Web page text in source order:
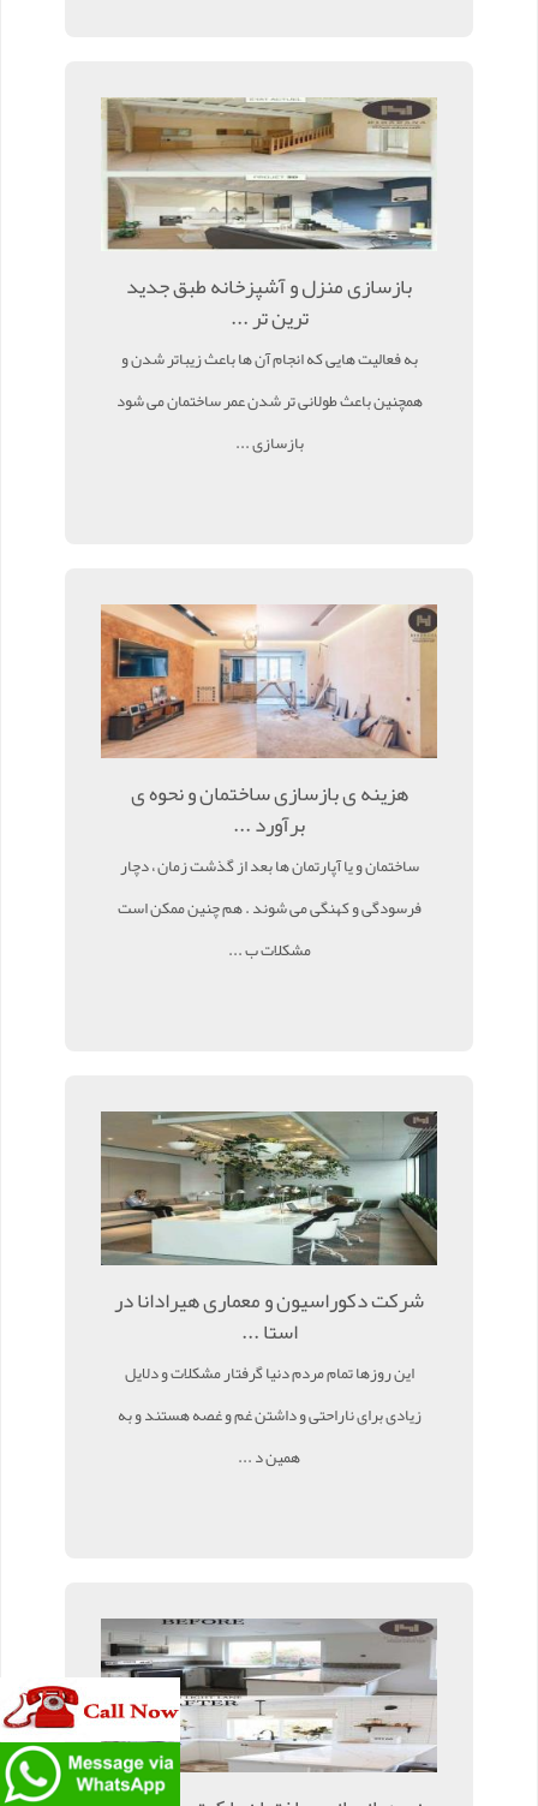
بازسازی منزل و آشپزخانه طبق جدید
ترین تر ...
به فعالیت هایی که انجام آن ها باعث زیباتر شدن و
همچنین باعث طولانی تر شدن عمر ساختمان می شود
بازسازی ...
هزینه ی بازسازی ساختمان و نحوه ی
برآورد ...
ساختمان و یا آپارتمان ها بعد از گذشت زمان ، دچار
فرسودگی و کهنگی می شوند . هم چنین ممکن است
مشکلات ب ...
شرکت دکوراسیون و معماری هیرادانا در
استا ...
این روزها تمام مردم دنیا گرفتار مشکلات و دلایل
زیادی برای ناراحتی و داشتن غم و غصه هستند و به
همین د ...